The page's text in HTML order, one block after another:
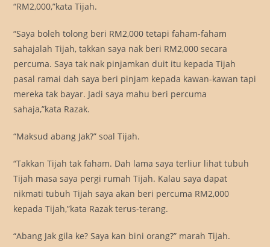
“RM2,000,”kata Tijah.
“Saya boleh tolong beri RM2,000 tetapi faham-faham
sahajalah Tijah, takkan saya nak beri RM2,000 secara
percuma. Saya tak nak pinjamkan duit itu kepada Tijah
pasal ramai dah saya beri pinjam kepada kawan-kawan tapi
mereka tak bayar. Jadi saya mahu beri percuma
sahaja,”kata Razak.
“Maksud abang Jak?” soal Tijah.
“Takkan Tijah tak faham. Dah lama saya terliur lihat tubuh
Tijah masa saya pergi rumah Tijah. Kalau saya dapat
nikmati tubuh Tijah saya akan beri percuma RM2,000
kepada Tijah,”kata Razak terus-terang.
“Abang Jak gila ke? Saya kan bini orang?” marah Tijah.